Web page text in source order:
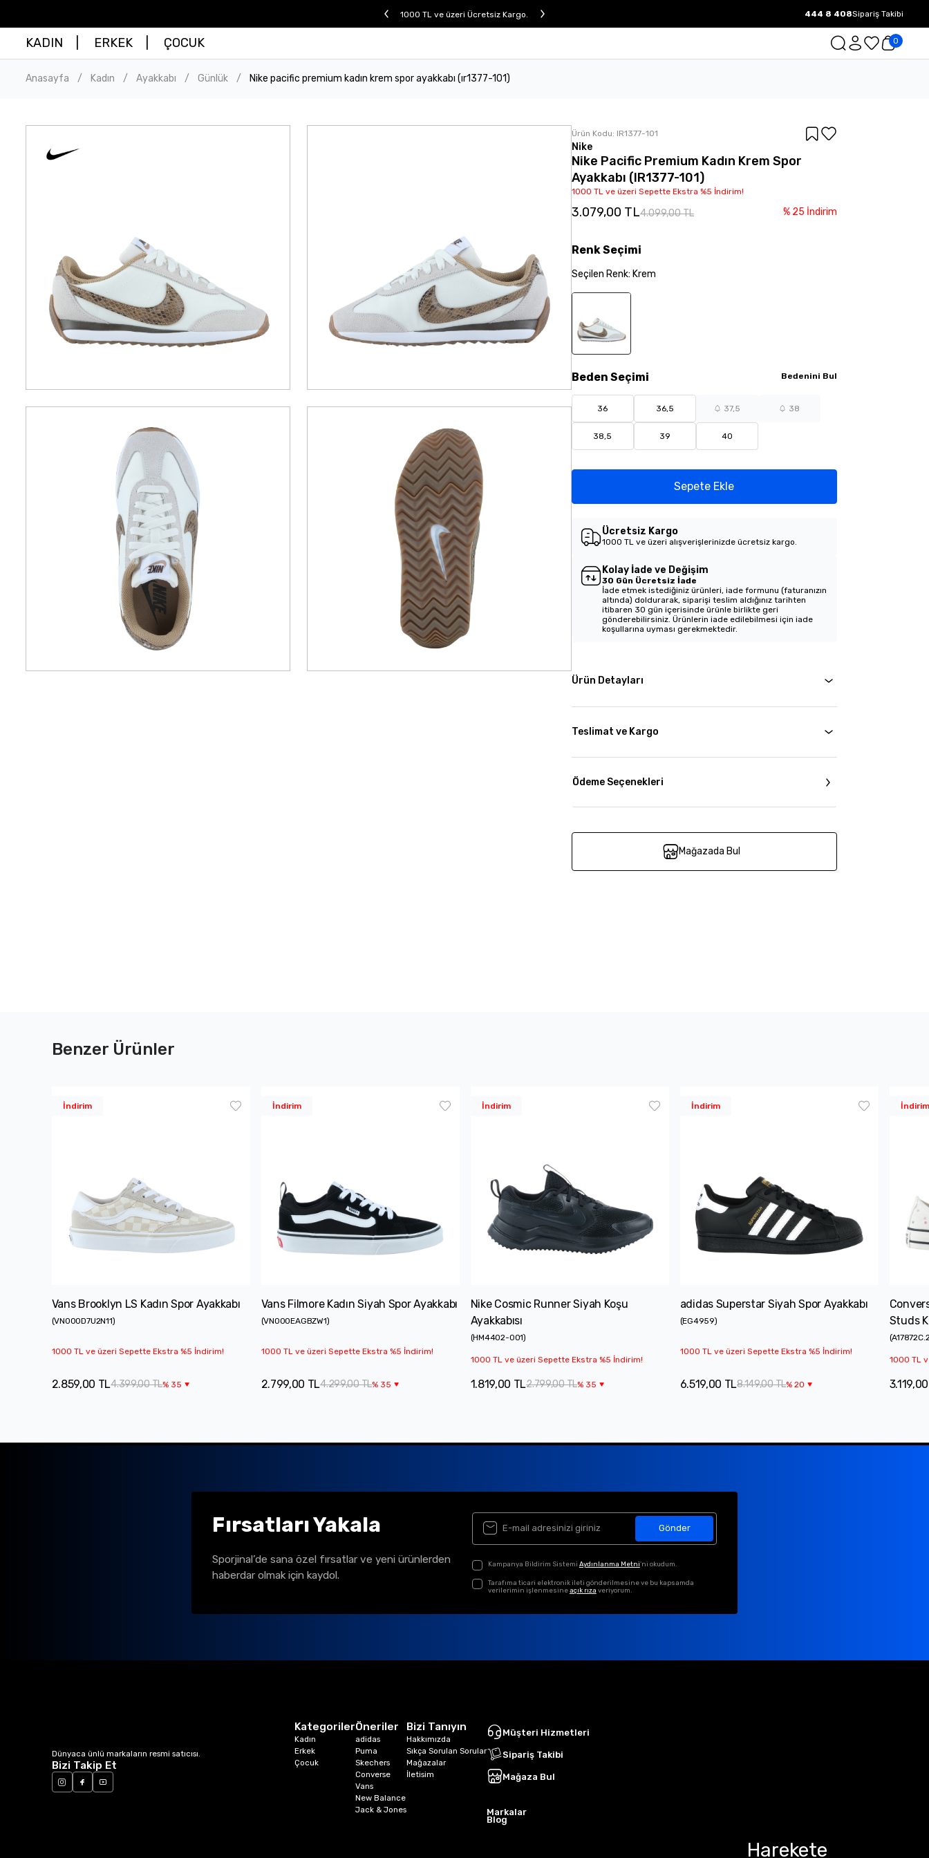
1000 TL ve üzeri Ücretsiz Kargo. 1000 TL ve üzeri Ücretsiz Kargo.
444 8 408Sipariş Takibi
KADIN ERKEK ÇOCUK 0
Anasayfa / Kadın / Ayakkabı / Günlük / Nike pacific premium kadın krem spor ayakkabı (ır1377-101)
Ürün Kodu: IR1377-101
Nike
Nike Pacific Premium Kadın Krem Spor
Ayakkabı (IR1377-101)
1000 TL ve üzeri Sepette Ekstra %5 İndirim!
3.079,00 TL4.099,00 TL % 25 İndirim
Beden Seçimi Bedenini Bul
36 36,5 37,5 38
38,5 39 40
RenkSeçimi
Seçilen Renk: Krem
Sepete Ekle
Ücretsiz Kargo
1000 TL ve üzeri alışverişlerinizde ücretsiz kargo.
Kolay İade ve Değişim
30 Gün Ücretsiz İade
İade etmek istediğiniz ürünleri, iade formunu (faturanızın
altında) doldurarak, siparişi teslim aldığınız tarihten
itibaren 30 gün içerisinde ürünle birlikte geri
gönderebilirsiniz. Ürünlerin iade edilebilmesi için iade
koşullarına uyması gerekmektedir.
Ürün Detayları
Teslimat ve Kargo
Ödeme Seçenekleri
Mağazada Bul
Benzer Ürünler
İndirim
Vans Brooklyn LS Kadın Spor Ayakkabı
(VN000D7U2N11)
1000 TL ve üzeri Sepette Ekstra %5 İndirim!
4.399,00 TL% 35
2.859,00 TL
İndirim
Vans Filmore Kadın Siyah Spor Ayakkabı
(VN000EAGBZW1)
1000 TL ve üzeri Sepette Ekstra %5 İndirim!
4.299,00 TL% 35
2.799,00 TL
İndirim
Nike Cosmic Runner Siyah Koşu
Ayakkabısı
(HM4402-001)
1000 TL ve üzeri Sepette Ekstra %5 İndirim!
2.799,00 TL% 35
1.819,00 TL
İndirim
adidas Superstar Siyah Spor Ayakkabı
(EG4959)
1000 TL ve üzeri Sepette Ekstra %5 İndirim!
8.149,00 TL%20
6.519,00 TL
İndirim
Studs
(
1000 TL
Fırsatları Yakala
Sporjinal’de sana özel fırsatlar ve yeni ürünlerden
haberdar olmak için kaydol.
Gönder
Kampanya Bildirim Sistemi Aydınlanma Metni'ni okudum.
Tarafıma ticari elektronik ileti gönderilmesine ve bu kapsamda
verilerimin işlenmesineaçık rıza veriyorum.
Dünyaca ünlü markaların resmi satıcısı.
Bizi Takip Et
Kategoriler
Kadın
Erkek
Çocuk
Öneriler
adidas
Puma
Skechers
Converse
Vans
New Balance
Jack & Jones
Bizi Tanıyın
Hakkımızda
Sıkça Sorulan Sorular
Mağazalar
İletisim
Müşteri Hizmetleri
Sipariş Takibi
Mağaza Bul
Markalar
Blog
Harekete